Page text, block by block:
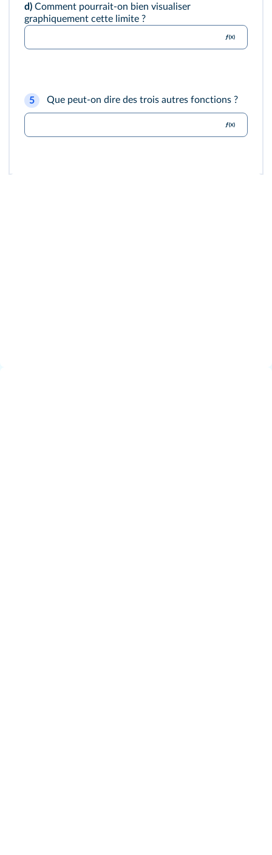
d) Comment pourrait-on bien visualiser
graphiquement cette limite ?
5 Que peut-on dire des trois autres fonctions ?